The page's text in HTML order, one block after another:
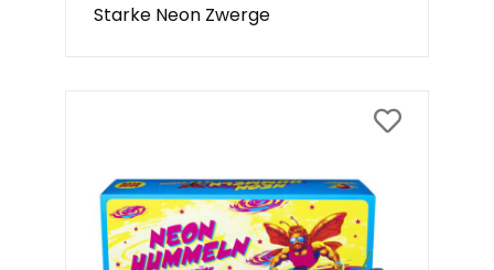
Starke Neon Zwerge